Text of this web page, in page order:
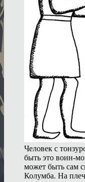
Человек с
быть это воин-
может быть сам
Колумба. На